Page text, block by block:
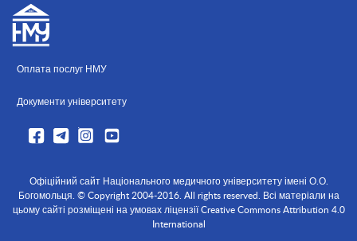
Оплата послуг НМУ
Документи університету
Офіційний сайт Національного медичного університету імені О.О.
Богомольця. © Copyright 2004-2016. All rights reserved. Всі матеріали на
цьому сайті розміщені на умовах ліцензії Creative Commons Attribution 4.0
International